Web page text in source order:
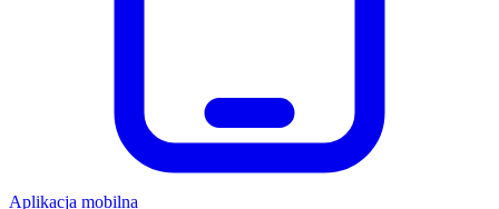
Aplikacja mobilna